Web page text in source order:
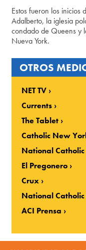
Estos fueron los inicios
Adalberto, la iglesia
condado de Queens y
Nueva York.
OTROS
NET TV
Currents
The Tablet
Catholic New
National
El Pregonero
Crux
National
ACI Prensa